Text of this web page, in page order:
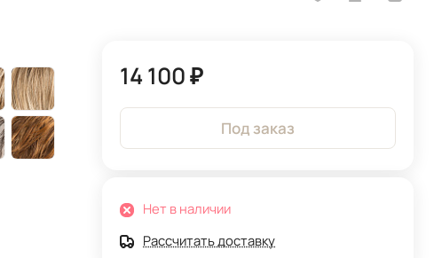
14 100 ₽
Под заказ
Нет в наличии
Рассчитать доставку